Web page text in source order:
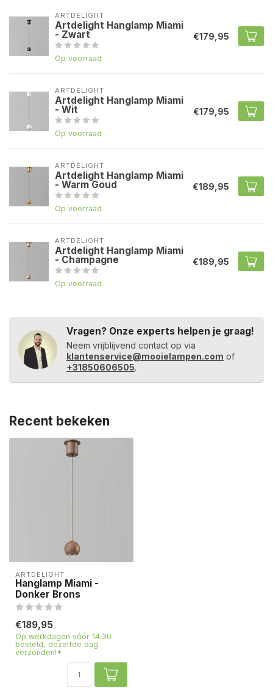
ARTDELIGHT
Artdelight Hanglamp Miami
- Zwart
Op voorraad
€179,95
ARTDELIGHT
Artdelight Hanglamp Miami
- Wit
Op voorraad
€179,95
ARTDELIGHT
Artdelight Hanglamp Miami
- Warm Goud
Op voorraad
€189,95
ARTDELIGHT
Artdelight Hanglamp Miami
- Champagne
Op voorraad
€189,95
Vragen? Onze experts helpen je graag!
Neem vrijblijvend contact op via
klantenservice@mooielampen.com of
+31850606505.
Recent bekeken
ARTDELIGHT
Hanglamp Miami -
Donker Brons
€189,95
Op werkdagen vóór 14.30
besteld, dezelfde dag
verzonden!*